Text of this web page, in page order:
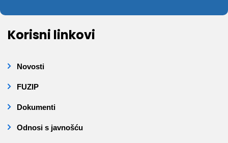
Korisni linkovi
Novosti
FUZIP
Dokumenti
Odnosi s javnošću